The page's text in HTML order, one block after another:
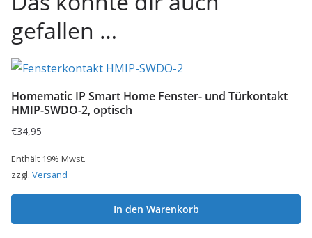
gefallen …
Homematic IP Smart Home Fenster- und Türkontakt
HMIP-SWDO-2, optisch
€34,95
Enthält 19% Mwst.
zzgl. Versand
In den Warenkorb